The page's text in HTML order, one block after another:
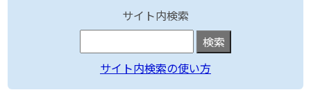
サイト内検索
サイト内検索の使い方